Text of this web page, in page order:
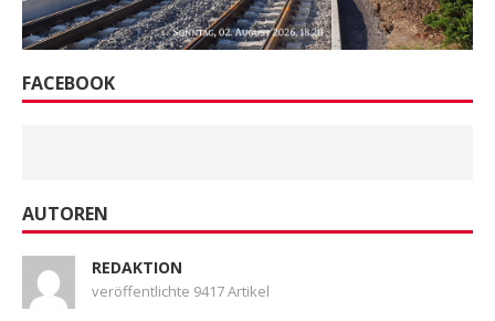
FACEBOOK
AUTOREN
REDAKTION
veröffentlichte 9417 Artikel